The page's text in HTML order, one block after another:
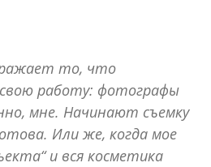
то, что
работу: фотографы
мне. Начинают съемку
Или же, когда мое
и вся косметика